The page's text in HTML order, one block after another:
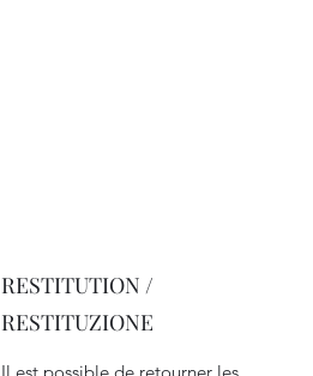
RESTITUTION /
RESTITUZIONE